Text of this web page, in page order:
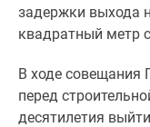
комнатные
комнатные
комнатные
задержки выхода
квадратный метр
В ходе совещания
перед
десятилетия